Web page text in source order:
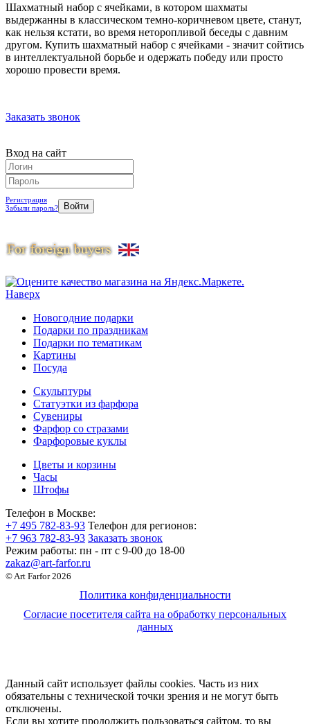
Шахматный набор с ячейками, в котором шахматы
выдержанны в классическом темно-коричневом цвете, станут,
как нельзя кстати, во время неторопливой беседы с давним
другом. Купить шахматный набор с ячейками - значит сойтись
в интеллектуальной борьбе и одержать победу или просто
хорошо провести время.
Заказать звонок
Вход на сайт
Регистрация
Забыли пароль?
Наверх
Новогодние подарки
Подарки по праздникам
Подарки по тематикам
Картины
Посуда
Скульптуры
Статуэтки из фарфора
Сувениры
Фарфор со стразами
Фарфоровые куклы
Цветы и корзины
Часы
Штофы
Телефон в Москве:
+7 495 782-83-93 Телефон для регионов:
+7 963 782-83-93 Заказать звонок
Режим работы: пн - пт c 9-00 до 18-00
zakaz@art-farfor.ru
© Art Farfor 2026
Политика конфиденциальности
Согласие посетителя сайта на обработку персональных
данных
Данный сайт использует файлы cookies. Часть из них
обязательны с технической точки зрения и не могут быть
отключены.
Если вы хотите продолжить пользоваться сайтом, то вы